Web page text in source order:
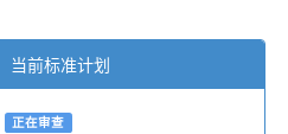
当前标准计划
正在审查